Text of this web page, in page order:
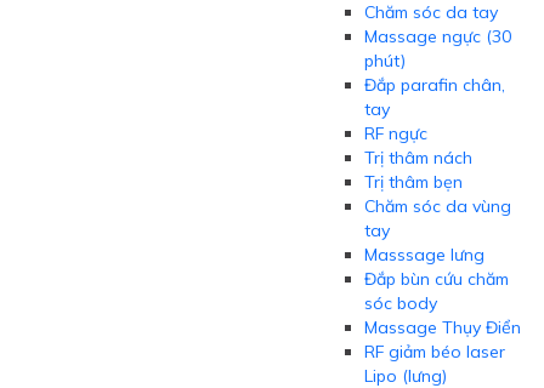
Chăm sóc da tay
Massage ngực (30
phút)
Đắp parafin chân,
tay
RF ngực
Trị thâm nách
Trị thâm bẹn
Chăm sóc da vùng
tay
Masssage lưng
Đắp bùn cứu chăm
sóc body
Massage Thụy Điển
RF giảm béo laser
Lipo (lưng)